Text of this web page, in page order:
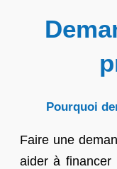
Pourquoi
Faire une
aider à financer